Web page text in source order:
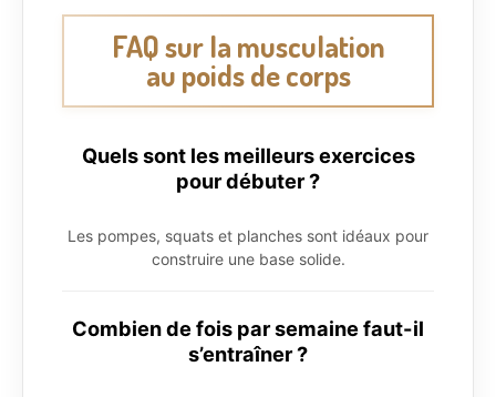
FAQ sur la musculation
au poids de corps
Quels sont les meilleurs exercices
pour débuter ?
Les pompes, squats et planches sont idéaux pour
construire une base solide.
Combien de fois par semaine faut-il
s’entraîner ?